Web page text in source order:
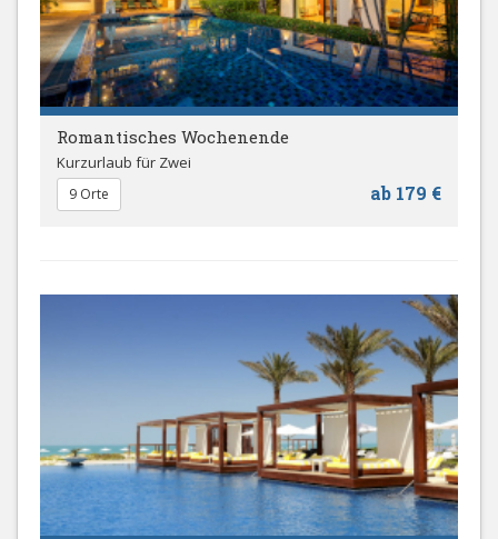
Romantisches Wochenende
Kurzurlaub für Zwei
ab 179 €
9 Orte